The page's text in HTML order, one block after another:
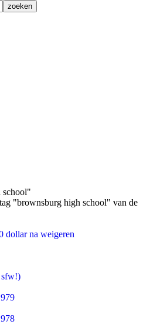
school"
"brownsburg high school" van de
dollar na weigeren
sfw!)